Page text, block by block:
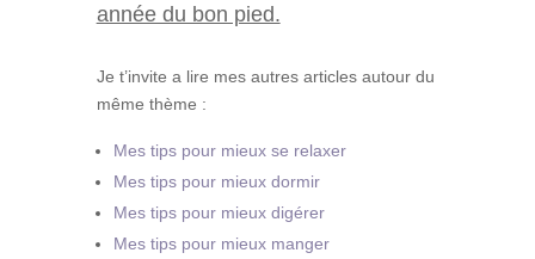
année du bon pied.
Je t’invite a lire mes autres articles autour du
même thème :
Mes tips pour mieux se relaxer
Mes tips pour mieux dormir
Mes tips pour mieux digérer
Mes tips pour mieux manger